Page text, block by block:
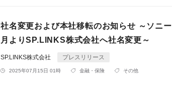
社名変更および本社移転のお知らせ ～ソニ
月よりSP.LINKS株式会社へ社名変更～
SP.LINKS株式会社 プレスリリース
2025年07月15日 01時 金融・保険 その他